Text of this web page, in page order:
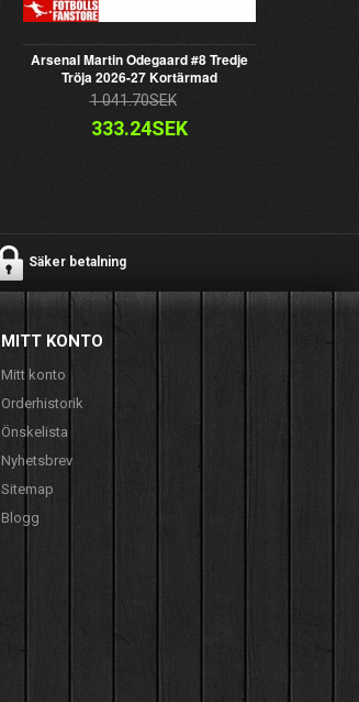
Arsenal Martin Odegaard #8 Tredje
Tröja 2026-27 Kortärmad
1 041.70SEK
333.24SEK
Säker betalning
MITT KONTO
Mitt konto
Orderhistorik
Önskelista
Nyhetsbrev
Sitemap
Blogg